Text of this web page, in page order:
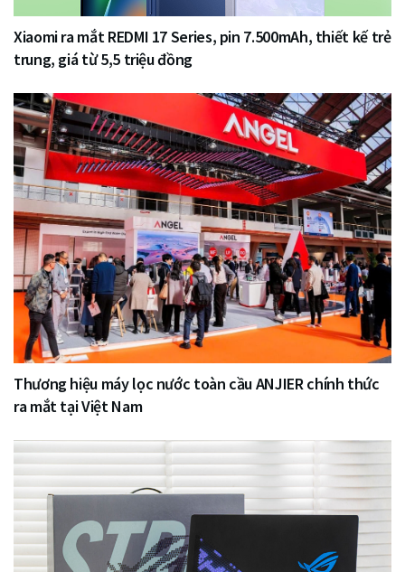
Xiaomi ra mắt REDMI 17 Series, pin 7.500mAh, thiết kế trẻ
trung, giá từ 5,5 triệu đồng
Thương hiệu máy lọc nước toàn cầu ANJIER chính thức
ra mắt tại Việt Nam